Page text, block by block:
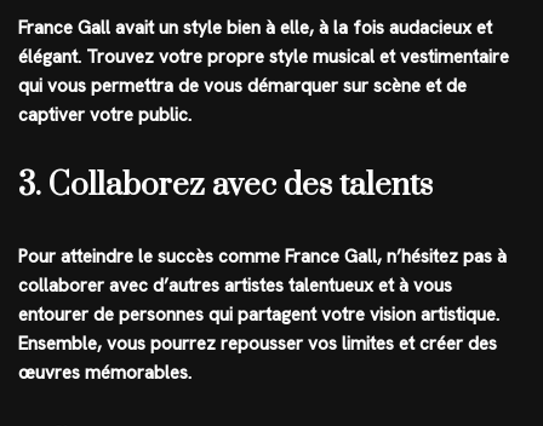
France Gall avait un style bien à elle, à la fois audacieux et
élégant. Trouvez votre propre style musical et vestimentaire
qui vous permettra de vous démarquer sur scène et de
captiver votre public.
3. Collaborez avec des talents
Pour atteindre le succès comme France Gall, n’hésitez pas à
collaborer avec d’autres artistes talentueux et à vous
entourer de personnes qui partagent votre vision artistique.
Ensemble, vous pourrez repousser vos limites et créer des
œuvres mémorables.